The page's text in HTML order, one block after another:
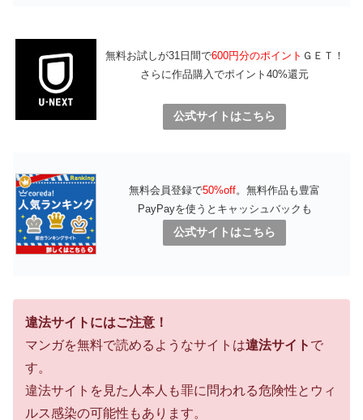
無料お試しが31日間で600円分のポイント ＧＥＴ！
さらに作品購入でポイント40%還元
公式サイトはこちら
無料会員登録で50%off。無料作品も豊富
PayPayを使うとキャッシュバックも
公式サイトはこちら
違法サイトにはご注意！
マンガを無料で読めるようなサイトは違法サイト で
す。
違法サイトを見た人本人も罪に問われる危険性とウィ
ルス感染の可能性もあります。